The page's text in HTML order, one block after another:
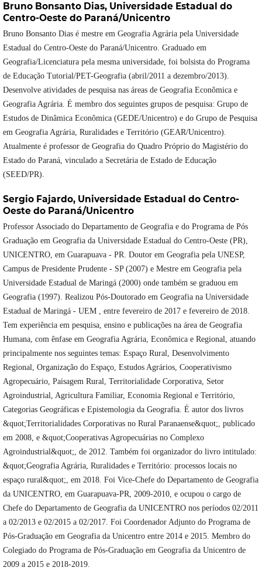
Bruno Bonsanto Dias, Universidade Estadual do
Centro-Oeste do Paraná/Unicentro
Bruno Bonsanto Dias é mestre em Geografia Agrária pela Universidade
Estadual do Centro-Oeste do Paraná/Unicentro. Graduado em
Geografia/Licenciatura pela mesma universidade, foi bolsista do Programa
de Educação Tutorial/PET-Geografia (abril/2011 a dezembro/2013).
Desenvolve atividades de pesquisa nas áreas de Geografia Econômica e
Geografia Agrária. É membro dos seguintes grupos de pesquisa: Grupo de
Estudos de Dinâmica Econômica (GEDE/Unicentro) e do Grupo de Pesquisa
em Geografia Agrária, Ruralidades e Território (GEAR/Unicentro).
Atualmente é professor de Geografia do Quadro Próprio do Magistério do
Estado do Paraná, vinculado a Secretária de Estado de Educação
(SEED/PR).
Sergio Fajardo, Universidade Estadual do Centro-
Oeste do Paraná/Unicentro
Professor Associado do Departamento de Geografia e do Programa de Pós
Graduação em Geografia da Universidade Estadual do Centro-Oeste (PR),
UNICENTRO, em Guarapuava - PR. Doutor em Geografia pela UNESP,
Campus de Presidente Prudente - SP (2007) e Mestre em Geografia pela
Universidade Estadual de Maringá (2000) onde também se graduou em
Geografia (1997). Realizou Pós-Doutorado em Geografia na Universidade
Estadual de Maringá - UEM , entre fevereiro de 2017 e fevereiro de 2018.
Tem experiência em pesquisa, ensino e publicações na área de Geografia
Humana, com ênfase em Geografia Agrária, Econômica e Regional, atuando
principalmente nos seguintes temas: Espaço Rural, Desenvolvimento
Regional, Organização do Espaço, Estudos Agrários, Cooperativismo
Agropecuário, Paisagem Rural, Territorialidade Corporativa, Setor
Agroindustrial, Agricultura Familiar, Economia Regional e Território,
Categorias Geográficas e Epistemologia da Geografia. É autor dos livros
&quot;Territorialidades Corporativas no Rural Paranaense&quot;, publicado
em 2008, e &quot;Cooperativas Agropecuárias no Complexo
Agroindustrial&quot;, de 2012. Também foi organizador do livro intitulado:
&quot;Geografia Agrária, Ruralidades e Território: processos locais no
espaço rural&quot;, em 2018. Foi Vice-Chefe do Departamento de Geografia
da UNICENTRO, em Guarapuava-PR, 2009-2010, e ocupou o cargo de
Chefe do Departamento de Geografia da UNICENTRO nos períodos 02/2011
a 02/2013 e 02/2015 a 02/2017. Foi Coordenador Adjunto do Programa de
Pós-Graduação em Geografia da Unicentro entre 2014 e 2015. Membro do
Colegiado do Programa de Pós-Graduação em Geografia da Unicentro de
2009 a 2015 e 2018-2019.